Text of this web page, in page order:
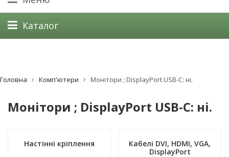
Каталог
Головна Комп'ютери Монітори ; DisplayPort USB-C: ні.
Монітори ; DisplayPort USB-C: ні.
Настінні кріплення
Кабелі DVI, HDMI, VGA,
DisplayPort